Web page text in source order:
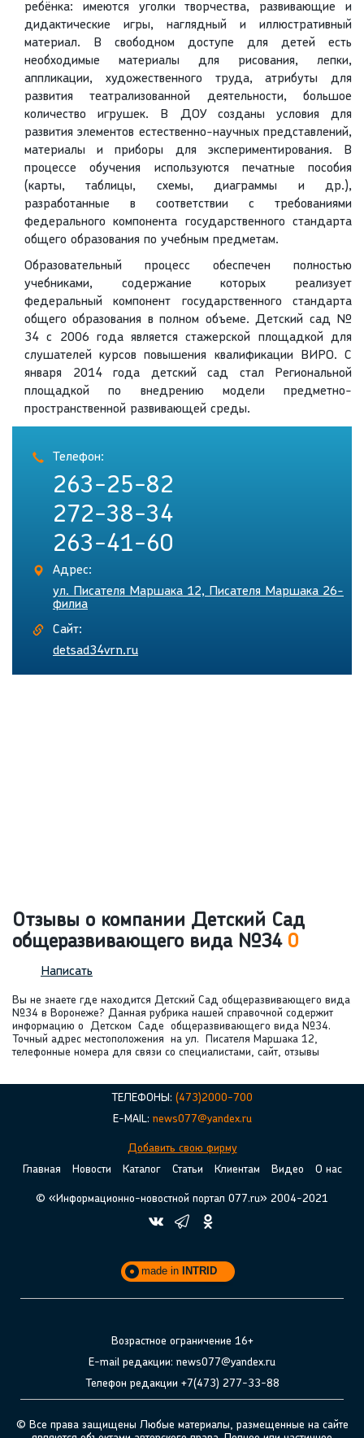
ребёнка: имеются уголки творчества, развивающие и
дидактические игры, наглядный и иллюстративный
материал. В свободном доступе для детей есть
необходимые материалы для рисования, лепки,
аппликации, художественного труда, атрибуты для
развития театрализованной деятельности, большое
количество игрушек. В ДОУ созданы условия для
развития элементов естественно-научных представлений,
материалы и приборы для экспериментирования. В
процессе обучения используются печатные пособия
(карты, таблицы, схемы, диаграммы и др.),
разработанные в соответствии с требованиями
федерального компонента государственного стандарта
общего образования по учебным предметам.
Образовательный процесс обеспечен полностью
учебниками, содержание которых реализует
федеральный компонент государственного стандарта
общего образования в полном объеме. Детский сад №
34 с 2006 года является стажерской площадкой для
слушателей курсов повышения квалификации ВИРО. С
января 2014 года детский сад стал Региональной
площадкой по внедрению модели предметно-
пространственной развивающей среды.
Телефон:
263-25-82
272-38-34
263-41-60
Адрес:
ул. Писателя Маршака 12, Писателя Маршака 26-
филиа
Сайт:
detsad34vrn.ru
Отзывы о компании Детский Сад
общеразвивающего вида №34 0
Написать
Вы не знаете где находится Детский Сад общеразвивающего вида
№34 в Воронеже? Данная рубрика нашей справочной содержит
информацию о Детском Саде общеразвивающего вида №34.
Точный адрес местоположения на ул. Писателя Маршака 12,
телефонные номера для связи со специалистами, сайт, отзывы
ТЕЛЕФОНЫ: (473)2000-700
E-MAIL: news077@yandex.ru
Добавить свою фирму
Главная
Новости Каталог Статьи Клиентам Видео О нас
© «Информационно-новостной портал 077.ru» 2004-2021
made in INTRID
Возрастное ограничение 16+
E-mail редакции: news077@yandex.ru
Телефон редакции +7(473) 277-33-88
© Все права защищены Любые материалы, размещенные на сайте